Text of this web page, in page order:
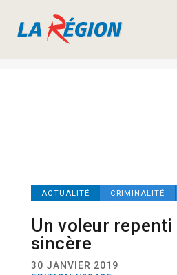
ACTUALITÉ CRIMINALITÉ
Un voleur
sincère
30 JANVIER 2019